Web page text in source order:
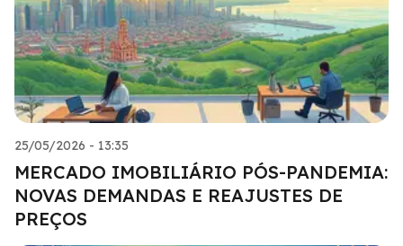
25/05/2026 - 13:35
MERCADO IMOBILIÁRIO PÓS-PANDEMIA:
NOVAS DEMANDAS E REAJUSTES DE
PREÇOS